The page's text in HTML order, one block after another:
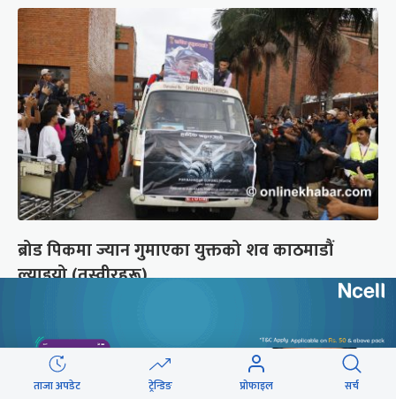
ब्रोड पिकमा ज्यान गुमाएका युक्तको शव काठमाडौं
ल्याइयो (तस्वीरहरू)
ताजा अपडेट ट्रेन्डिङ प्रोफाइल सर्च